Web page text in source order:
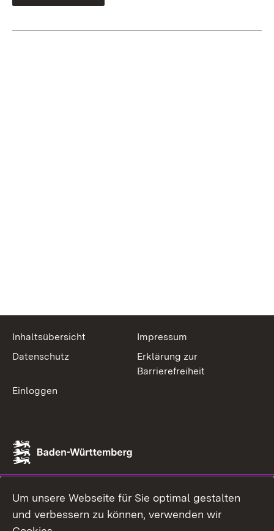
Inhaltsübersicht
Impressum
Datenschutz
Erklärung zur
Barrierefreiheit
Einloggen
Um unsere Webseite für Sie optimal gestalten
und verbessern zu können, verwenden wir